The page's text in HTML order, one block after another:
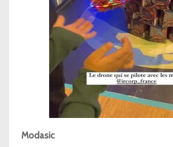
Modasic